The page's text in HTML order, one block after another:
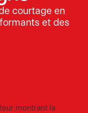
courtage en
et des